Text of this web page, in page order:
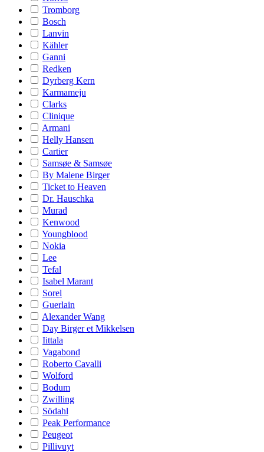
Tromborg
Bosch
Lanvin
Kähler
Ganni
Redken
Dyrberg Kern
Karmameju
Clarks
Clinique
Armani
Helly Hansen
Cartier
Samsøe & Samsøe
By Malene Birger
Ticket to Heaven
Dr. Hauschka
Murad
Kenwood
Youngblood
Nokia
Lee
Tefal
Isabel Marant
Sorel
Guerlain
Alexander Wang
Day Birger et Mikkelsen
Iittala
Vagabond
Roberto Cavalli
Wolford
Bodum
Zwilling
Södahl
Peak Performance
Peugeot
Pillivuyt